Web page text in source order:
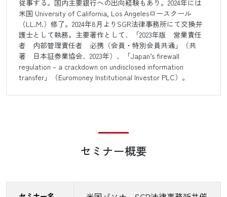
従事する。国内主要銀行への出向経験もあり。2024年には
米国 University of California, Los Angelesロースクール
（LL.M.）修了。2024年8月よりSGR法律事務所にて交換弁
護士として執務。主要著作として、「2023年版 営業責任
者 内部管理責任者 必携（会員・特別会員共通」（共
著 日本証券業協会、2023年）、「Japan’s firewall
regulation – a crackdown on undisclosed information
transfer」（Euromoney Institutional Investor PLC）。
セミナー概要